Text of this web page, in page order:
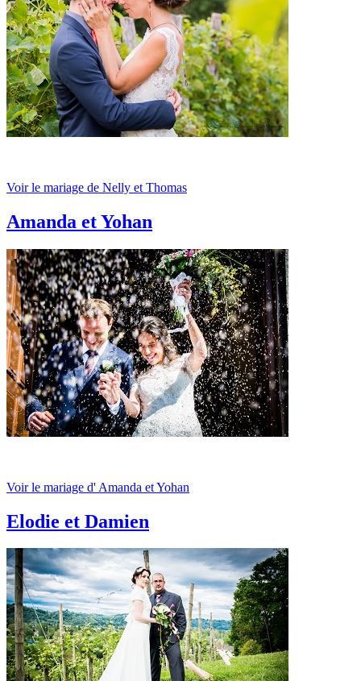
Voir le mariage de Nelly et Thomas
Amanda et Yohan
Voir le mariage d' Amanda et Yohan
Elodie et Damien